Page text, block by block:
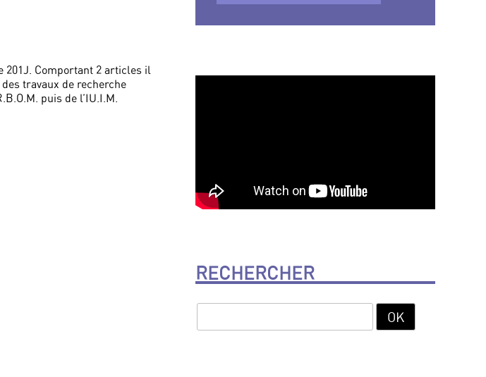
201J. Comportant 2 articles il
travaux de recherche
puis de l’IU.I.M.
RECHERCHER